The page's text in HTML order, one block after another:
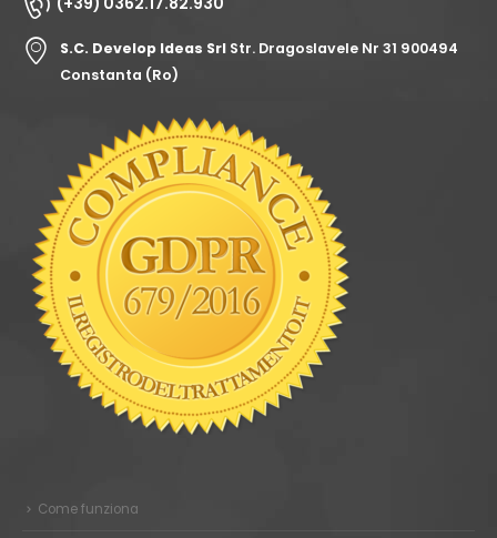
S.C. Develop Ideas Srl Str. Dragoslavele Nr 31 900494
Constanta (Ro)
Come funziona